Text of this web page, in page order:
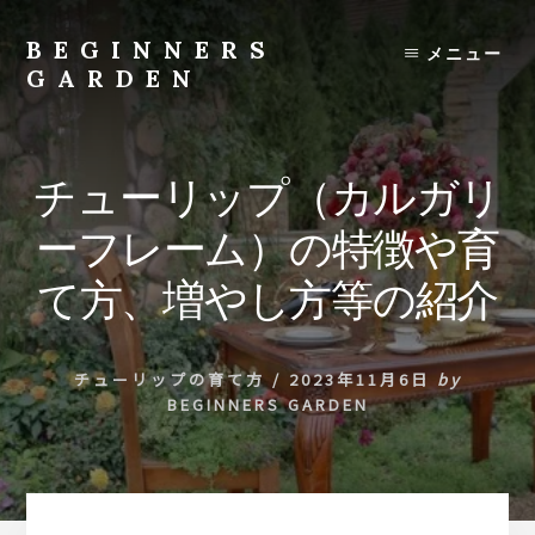
content
BEGINNERS
GARDEN
の
種
類
や
育
て
方
の
紹
介
を
行
メニュー
チューリップ（カルガリ
ーフレーム）の特徴や育
て方、増やし方等の紹介
チューリップの育て方/ 2023年11月6日 by
BEGINNERS GARDEN